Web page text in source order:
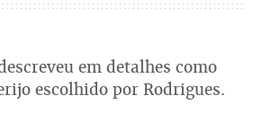
em detalhes como
escolhido por Rodrigues.